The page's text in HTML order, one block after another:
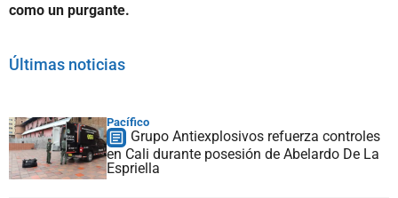
como un purgante.
Últimas noticias
Pacífico
Grupo Antiexplosivos refuerza controles
en Cali durante posesión de Abelardo De La
Espriella